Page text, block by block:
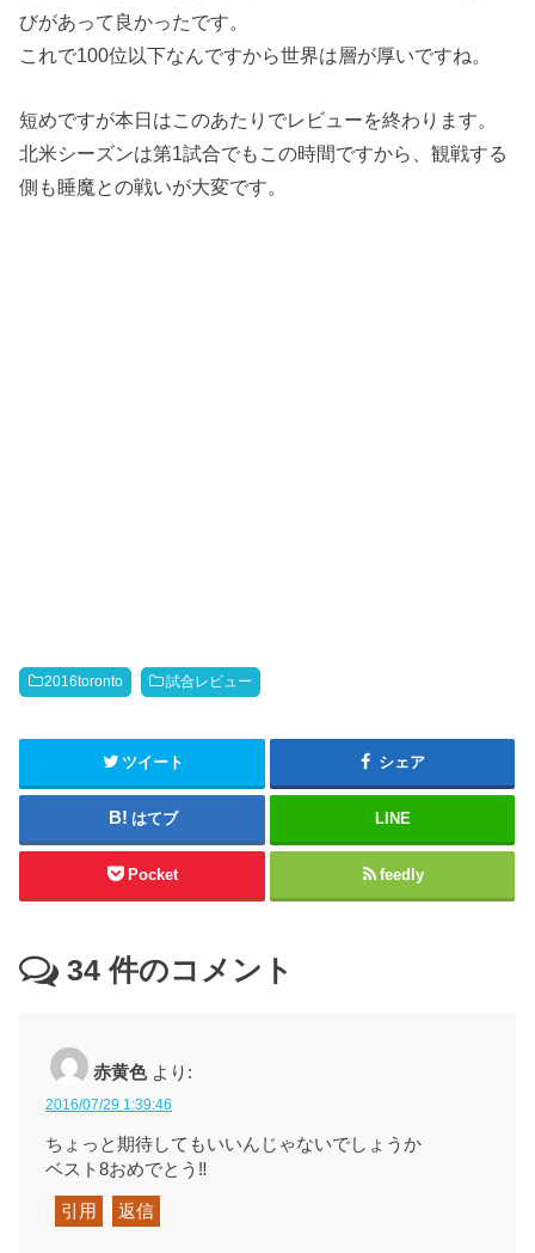
びがあって良かったです。
これで100位以下なんですから世界は層が厚いですね。
短めですが本日はこのあたりでレビューを終わります。
北米シーズンは第1試合でもこの時間ですから、観戦する
側も睡魔との戦いが大変です。
2016toronto 試合レビュー
ツイート シェア
はてブ LINE
Pocket feedly
34 件のコメント
赤黄色 より:
2016/07/29 1:39:46
ちょっと期待してもいいんじゃないでしょうか
ベスト8おめでとう‼
引用 返信